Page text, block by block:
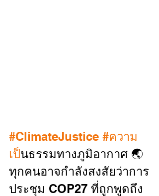
#ClimateJustice #ความ
เป็นธรรมทางภูมิอากาศ 🌏
ทุกคนอาจกำลังสงสัยว่าการ
ประชุม COP27 ที่ถูกพูดถึง